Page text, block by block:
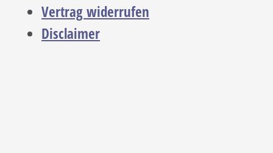
Vertrag widerrufen
Disclaimer